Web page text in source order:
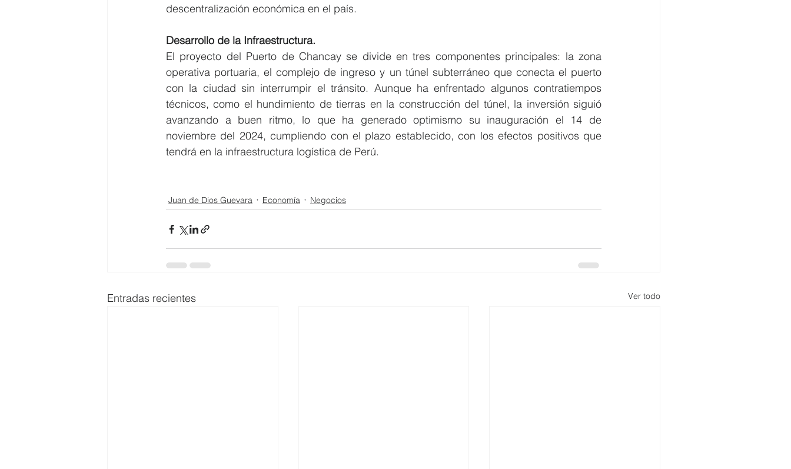
descentralización económica en el país.
Desarrollo de la Infraestructura.
El proyecto del Puerto de Chancay se divide en tres componentes principales: la zona
operativa portuaria, el complejo de ingreso y un túnel subterráneo que conecta el puerto
con la ciudad sin interrumpir el tránsito. Aunque ha enfrentado algunos contratiempos
técnicos, como el hundimiento de tierras en la construcción del túnel, la inversión siguió
avanzando a buen ritmo, lo que ha generado optimismo su inauguración el 14 de
noviembre del 2024, cumpliendo con el plazo establecido, con los efectos positivos que
tendrá en la infraestructura logística de Perú.
Juan de Dios Guevara Economía Negocios
Entradas recientes Ver todo